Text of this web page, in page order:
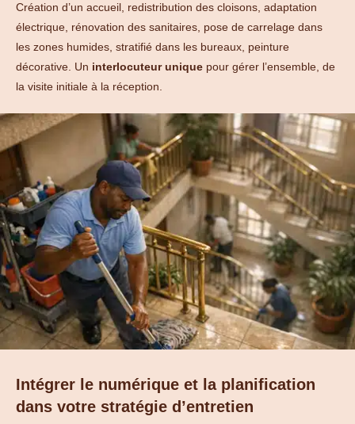
Création d’un accueil, redistribution des cloisons, adaptation
électrique, rénovation des sanitaires, pose de carrelage dans
les zones humides, stratifié dans les bureaux, peinture
décorative. Un interlocuteur unique pour gérer l’ensemble, de
la visite initiale à la réception.
Intégrer le numérique et la planification
dans votre stratégie d’entretien